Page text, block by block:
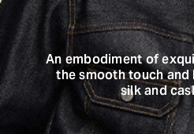
An embodiment of
the smooth touch and
silk and